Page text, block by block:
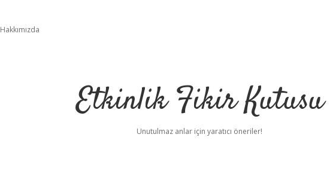
Hakkımızda
Etkinlik Fikir Kutusu
Unutulmaz anlar için yaratıcı öneriler!